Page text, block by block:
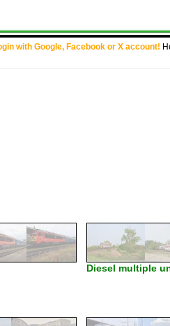
with Google, Facebook or X account!
Diesel multiple